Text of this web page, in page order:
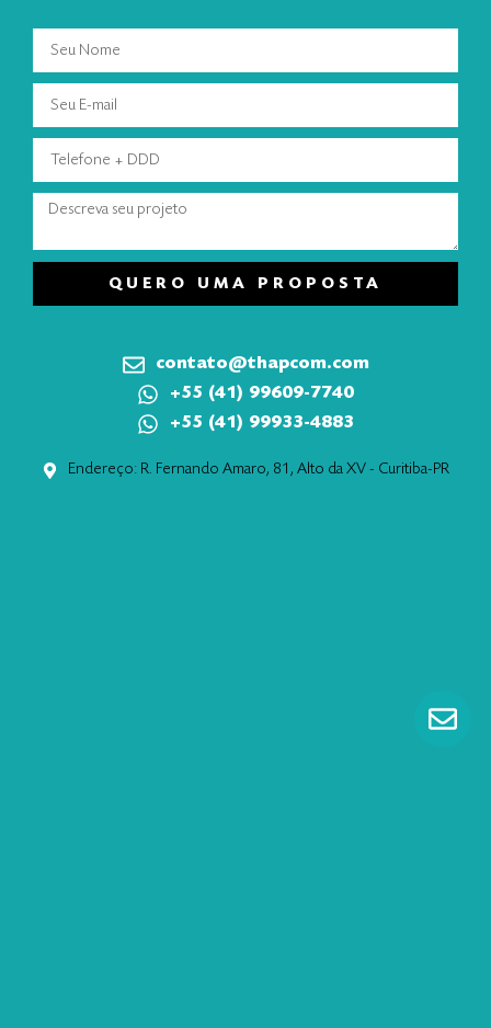
QUERO UMA PROPOSTA
contato@thapcom.com
+55 (41) 99609-7740
+55 (41) 99933-4883
Endereço: R. Fernando Amaro, 81, Alto da XV - Curitiba-PR